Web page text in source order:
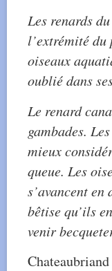
Les renards
l’extrémité
oiseaux
oublié dans
Le renard
gambades.
mieux
queue. Les
s’avancent
bêtise qu’ils
venir